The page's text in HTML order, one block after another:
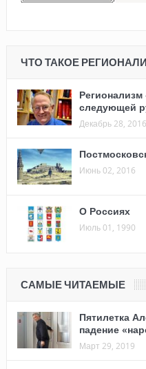
ЧТО ТАКОЕ
следующей
Декабрь 28, 2016
Июнь 02, 2016
О Россиях
Июль 01, 1990
САМЫЕ ЧИТАЕМЫЕ
Пятилетка
падение
Март 29, 2019